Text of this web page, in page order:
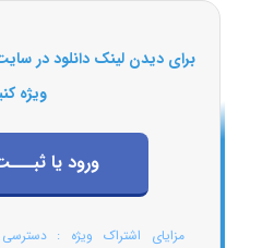
برای دیدن لینک دانلود در
ویژه
ورود یا
مزایای اشتراک ویژه :